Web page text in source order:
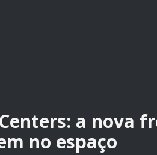
a nova
no espaço